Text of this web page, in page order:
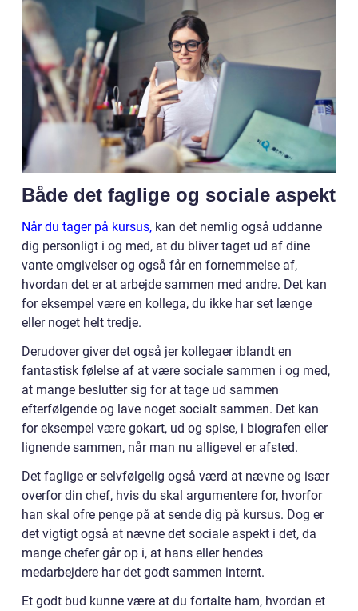
Både det faglige og sociale aspekt
Når du tager på kursus, kan det nemlig også uddanne
dig personligt i og med, at du bliver taget ud af dine
vante omgivelser og også får en fornemmelse af,
hvordan det er at arbejde sammen med andre. Det kan
for eksempel være en kollega, du ikke har set længe
eller noget helt tredje.
Derudover giver det også jer kollegaer iblandt en
fantastisk følelse af at være sociale sammen i og med,
at mange beslutter sig for at tage ud sammen
efterfølgende og lave noget socialt sammen. Det kan
for eksempel være gokart, ud og spise, i biografen eller
lignende sammen, når man nu alligevel er afsted.
Det faglige er selvfølgelig også værd at nævne og især
overfor din chef, hvis du skal argumentere for, hvorfor
han skal ofre penge på at sende dig på kursus. Dog er
det vigtigt også at nævne det sociale aspekt i det, da
mange chefer går op i, at hans eller hendes
medarbejdere har det godt sammen internt.
Et godt bud kunne være at du fortalte ham, hvordan et